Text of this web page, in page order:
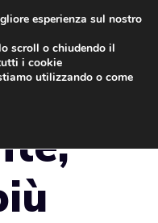
esperienza sul nostro
scroll o chiudendo il
i cookie
utilizzando o come